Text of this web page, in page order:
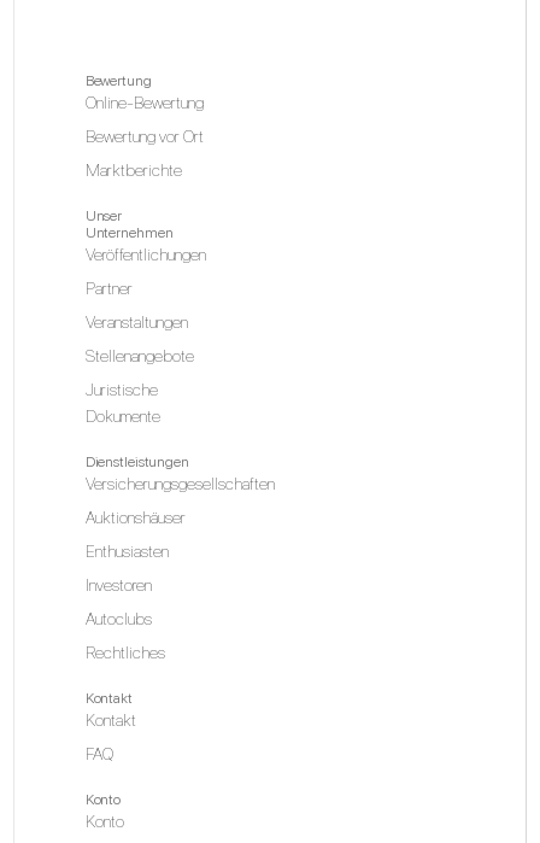
Bewertung
Online-Bewertung
Bewertung vor Ort
Marktberichte
Unser
Unternehmen
Veröffentlichungen
Partner
Veranstaltungen
Stellenangebote
Juristische
Dokumente
Dienstleistungen
Versicherungsgesellschaften
Auktionshäuser
Enthusiasten
Investoren
Autoclubs
Rechtliches
Kontakt
Kontakt
FAQ
Konto
Konto